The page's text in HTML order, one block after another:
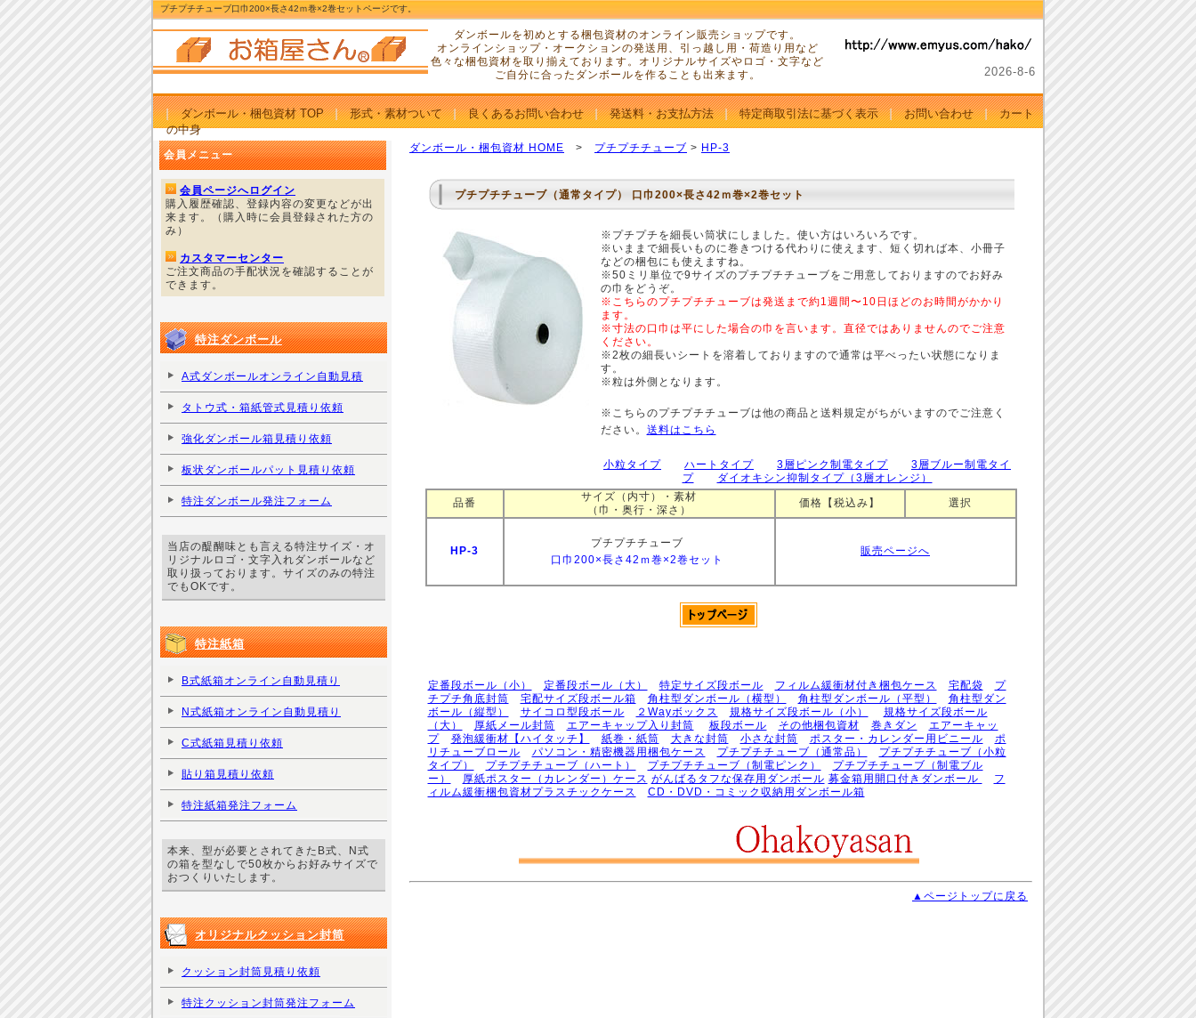
プチプチチューブ口巾200×長さ42ｍ巻×2巻セットページです。
ダンボールを初めとする梱包資材のオンライン販売ショップです。
オンラインショップ・オークションの発送用、引っ越し用・荷造り用など
色々な梱包資材を取り揃えております。オリジナルサイズやロゴ・文字など
ご自分に合ったダンボールを作ることも出来ます。
2026-8-6
ダンボール・梱包資材 TOP 形式・素材ついて 良くあるお問い合わせ 発送料・お支払方法 特定商取引法に基づく表示 お問い合わせ
カート
の中身
ダンボール・梱包資材 HOME > プチプチチューブ > HP-3
プチプチチューブ（通常タイプ） 口巾200×長さ42ｍ巻×2巻セット
※プチプチを細長い筒状にしました。使い方はいろいろです。
※いままで細長いものに巻きつける代わりに使えます、短く切れば本、小冊子
などの梱包にも使えますね。
※50ミリ単位で9サイズのプチプチチューブをご用意しておりますのでお好み
の巾をどうぞ。
※こちらのプチプチチューブは発送まで約1週間〜10日ほどのお時間がかかり
ます。
※寸法の口巾は平にした場合の巾を言います。直径ではありませんのでご注意
ください。
※2枚の細長いシートを溶着しておりますので通常は平べったい状態になりま
す。
※粒は外側となります。
※こちらのプチプチチューブは他の商品と送料規定がちがいますのでご注意く
ださい。 送料はこちら
小粒タイプ ハートタイプ 3層ピンク制電タイプ
3層ブルー制電タイ
プ
ダイオキシン抑制タイプ（3層オレンジ）
品番
サイズ（内寸）・素材
（巾・奥行・深さ）
価格【税込み】 選択
HP-3
プチプチチューブ
口巾200×長さ42ｍ巻×2巻セット
販売ページへ
定番段ボール（小） 定番段ボール（大） 特定サイズ段ボール フィルム緩衝材付き梱包ケース 宅配袋
プ
チプチ角底封筒
宅配サイズ段ボール箱 角柱型ダンボール（横型） 角柱型ダンボール（平型）
角柱型ダン
ボール（縦型）
サイコロ型段ボール ２Wayボックス 規格サイズ段ボール（小）
規格サイズ段ボール
（大）
厚紙メール封筒 エアーキャップ入り封筒 板段ボール その他梱包資材 巻きダン
エアーキャッ
プ
発泡緩衝材【ハイタッチ】 紙巻・紙筒 大きな封筒 小さな封筒 ポスター・カレンダー用ビニール
ポ
リチューブロール
パソコン・精密機器用梱包ケース プチプチチューブ（通常品）
プチプチチューブ（小粒
タイプ）
プチプチチューブ（ハート） プチプチチューブ（制電ピンク）
プチプチチューブ（制電ブル
ー）
厚紙ポスター（カレンダー）ケース がんばるタフな保存用ダンボール 募金箱用開口付きダンボール
フ
ィルム緩衝梱包資材プラスチックケース
CD・DVD・コミック収納用ダンボール箱
▲ページトップに戻る
会員メニュー
会員ページへログイン
購入履歴確認、登録内容の変更などが出
来ます。（購入時に会員登録された方の
み）
カスタマーセンター
ご注文商品の手配状況を確認することが
できます。
特注ダンボール
A式ダンボールオンライン自動見積
タトウ式・箱紙管式見積り依頼
強化ダンボール箱見積り依頼
板状ダンボールパット見積り依頼
特注ダンボール発注フォーム
当店の醍醐味とも言える特注サイズ・オ
リジナルロゴ・文字入れダンボールなど
取り扱っております。サイズのみの特注
でもOKです。
特注紙箱
B式紙箱オンライン自動見積り
N式紙箱オンライン自動見積り
C式紙箱見積り依頼
貼り箱見積り依頼
特注紙箱発注フォーム
本来、型が必要とされてきたB式、N式
の箱を型なしで50枚からお好みサイズで
おつくりいたします。
オリジナルクッション封筒
クッション封筒見積り依頼
特注クッション封筒発注フォーム